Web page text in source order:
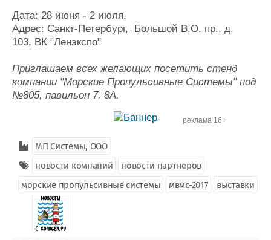
Дата: 28 июня - 2 июля.
Адрес: Санкт-Петербург, Большой В.О. пр., д.
103, ВК "Ленэкспо"
Приглашаем всех желающих посетить стенд
компании "Морские Пропульсивные Системы" под
№805, павильон 7, 8А.
реклама 16+
МП Системы, ООО
новости компаний
новости партнеров
морские пропульсивные системы
мвмс-2017 выставки